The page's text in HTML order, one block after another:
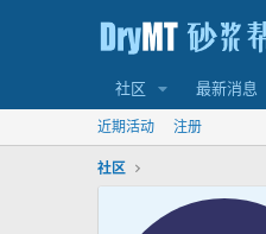
社区 最新消息
近期活动 注册
社区